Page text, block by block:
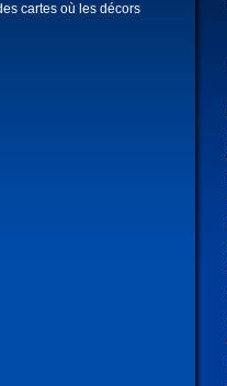
cartes où les décors